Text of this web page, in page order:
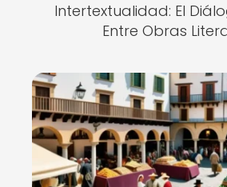
Intertextualidad: El
Entre Obras